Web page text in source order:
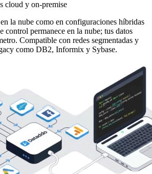
cloud y on-premise
la nube como en configuraciones híbridas
control permanece en la nube; tus datos
Compatible con redes segmentadas y
como DB2, Informix y Sybase.